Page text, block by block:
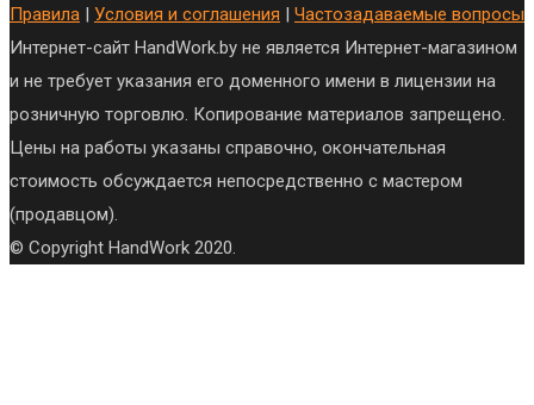
Правила | Условия и соглашения | Частозадаваемые вопросы
Интернет-сайт HandWork.by не является Интернет-магазином
и не требует указания его доменного имени в лицензии на
розничную торговлю. Копирование материалов запрещено.
Цены на работы указаны справочно, окончательная
стоимость обсуждается непосредственно с мастером
(продавцом).
© Copyright HandWork 2020.